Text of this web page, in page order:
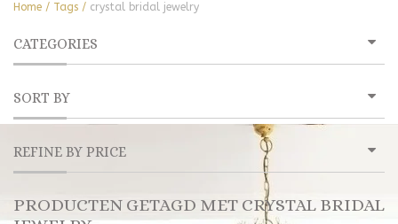
Home / Tags / crystal bridal jewelry
CATEGORIES
SORT BY
REFINE BY PRICE
PRODUCTEN GETAGD MET CRYSTAL BRIDAL